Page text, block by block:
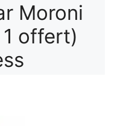
Moroni
offert)